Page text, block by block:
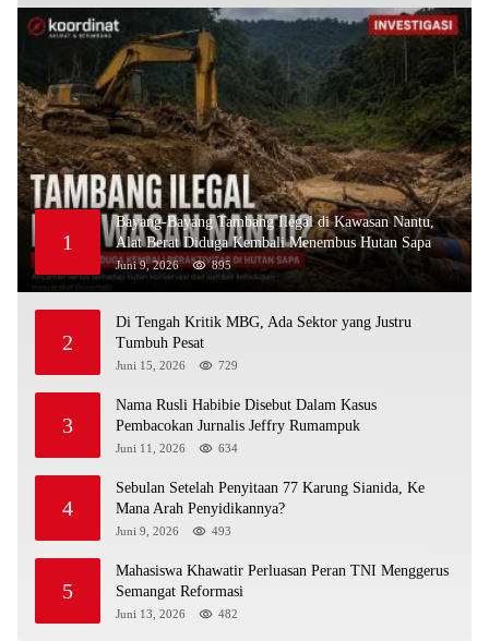
1
Bayang-Bayang Tambang Ilegal di Kawasan Nantu,
Alat Berat Diduga Kembali Menembus Hutan Sapa
Juni 9, 2026 895
2
Di Tengah Kritik MBG, Ada Sektor yang Justru
Tumbuh Pesat
Juni 15, 2026 729
3
Nama Rusli Habibie Disebut Dalam Kasus
Pembacokan Jurnalis Jeffry Rumampuk
Juni 11, 2026 634
4
Sebulan Setelah Penyitaan 77 Karung Sianida, Ke
Mana Arah Penyidikannya?
Juni 9, 2026 493
5
Mahasiswa Khawatir Perluasan Peran TNI Menggerus
Semangat Reformasi
Juni 13, 2026 482